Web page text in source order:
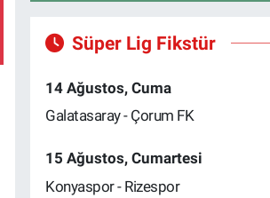
Süper Lig Fikstür
14 Ağustos, Cuma
Galatasaray - Çorum FK
15 Ağustos, Cumartesi
Konyaspor - Rizespor